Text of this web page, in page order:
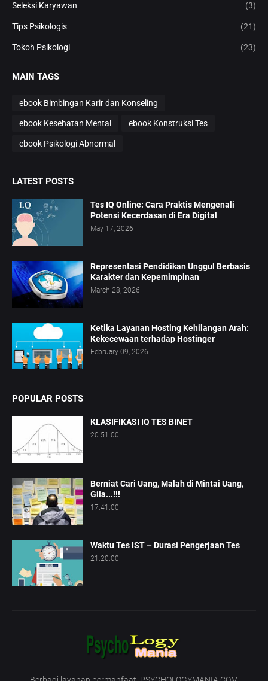
Seleksi Karyawan (3)
Tips Psikologis (21)
Tokoh Psikologi (23)
MAIN TAGS
ebook Bimbingan Karir dan Konseling
ebook Kesehatan Mental ebook Konstruksi Tes
ebook Psikologi Abnormal
LATEST POSTS
Tes IQ Online: Cara Praktis Mengenali
Potensi Kecerdasan di Era Digital
May 17, 2026
Representasi Pendidikan Unggul Berbasis
Karakter dan Kepemimpinan
March 28, 2026
Ketika Layanan Hosting Kehilangan Arah:
Kekecewaan terhadap Hostinger
February 09, 2026
POPULAR POSTS
KLASIFIKASI IQ TES BINET
20.51.00
Berniat Cari Uang, Malah di Mintai Uang,
Gila...!!!
17.41.00
Waktu Tes IST – Durasi Pengerjaan Tes
21.20.00